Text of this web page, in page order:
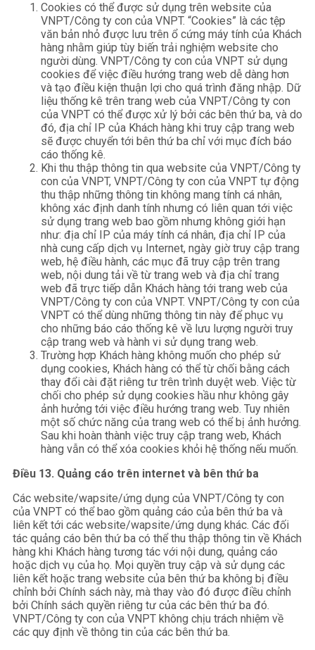
Cookies có thể được sử dụng trên website của
VNPT/Công ty con của VNPT. “Cookies” là các tệp
văn bản nhỏ được lưu trên ổ cứng máy tính của Khách
hàng nhằm giúp tùy biến trải nghiệm website cho
người dùng. VNPT/Công ty con của VNPT sử dụng
cookies để việc điều hướng trang web dễ dàng hơn
và tạo điều kiện thuận lợi cho quá trình đăng nhập. Dữ
liệu thống kê trên trang web của VNPT/Công ty con
của VNPT có thể được xử lý bởi các bên thứ ba, và do
đó, địa chỉ IP của Khách hàng khi truy cập trang web
sẽ được chuyển tới bên thứ ba chỉ với mục đích báo
cáo thống kê.
Khi thu thập thông tin qua website của VNPT/Công ty
con của VNPT, VNPT/Công ty con của VNPT tự động
thu thập những thông tin không mang tính cá nhân,
không xác định danh tính nhưng có liên quan tới việc
sử dụng trang web bao gồm nhưng không giới hạn
như: địa chỉ IP của máy tính cá nhân, địa chỉ IP của
nhà cung cấp dịch vụ Internet, ngày giờ truy cập trang
web, hệ điều hành, các mục đã truy cập trên trang
web, nội dung tải về từ trang web và địa chỉ trang
web đã trực tiếp dẫn Khách hàng tới trang web của
VNPT/Công ty con của VNPT. VNPT/Công ty con của
VNPT có thể dùng những thông tin này để phục vụ
cho những báo cáo thống kê về lưu lượng người truy
cập trang web và hành vi sử dụng trang web.
Trường hợp Khách hàng không muốn cho phép sử
dụng cookies, Khách hàng có thể từ chối bằng cách
thay đổi cài đặt riêng tư trên trình duyệt web. Việc từ
chối cho phép sử dụng cookies hầu như không gây
ảnh hưởng tới việc điều hướng trang web. Tuy nhiên
một số chức năng của trang web có thể bị ảnh hưởng.
Sau khi hoàn thành việc truy cập trang web, Khách
hàng vẫn có thể xóa cookies khỏi hệ thống nếu muốn.
Điều 13. Quảng cáo trên internet và bên thứ ba
Các website/wapsite/ứng dụng của VNPT/Công ty con
của VNPT có thể bao gồm quảng cáo của bên thứ ba và
liên kết tới các website/wapsite/ứng dụng khác. Các đối
tác quảng cáo bên thứ ba có thể thu thập thông tin về Khách
hàng khi Khách hàng tương tác với nội dung, quảng cáo
hoặc dịch vụ của họ. Mọi quyền truy cập và sử dụng các
liên kết hoặc trang website của bên thứ ba không bị điều
chỉnh bởi Chính sách này, mà thay vào đó được điều chỉnh
bởi Chính sách quyền riêng tư của các bên thứ ba đó.
VNPT/Công ty con của VNPT không chịu trách nhiệm về
các quy định về thông tin của các bên thứ ba.